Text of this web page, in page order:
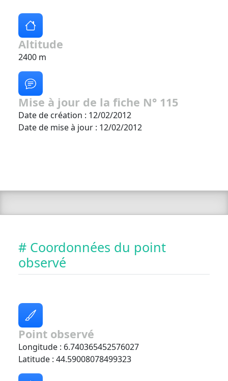
Altitude
2400 m
Mise à jour de la fiche N° 115
Date de création : 12/02/2012
Date de mise à jour : 12/02/2012
# Coordonnées du point
observé
Point observé
Longitude : 6.740365452576027
Latitude : 44.59008078499323